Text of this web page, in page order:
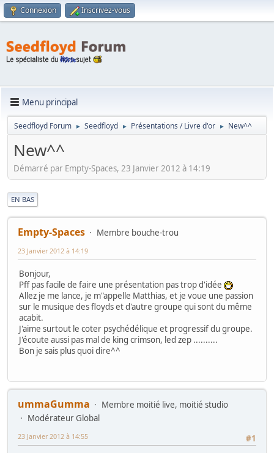
Connexion Inscrivez-vous
Menu principal
Seedfloyd Forum ► Seedfloyd ► Présentations / Livre d'or ► New^^
New^^
Démarré par Empty-Spaces, 23 Janvier 2012 à 14:19
EN BAS
Empty-Spaces Membre bouche-trou
23 Janvier 2012 à 14:19
Bonjour,
Pff pas facile de faire une présentation pas trop d'idée
Allez je me lance, je m"appelle Matthias, et je voue une passion
sur le musique des floyds et d'autre groupe qui sont du même
acabit.
J'aime surtout le coter psychédélique et progressif du groupe.
J'écoute aussi pas mal de king crimson, led zep ..........
Bon je sais plus quoi dire^^
ummaGumma
Membre moitié live, moitié studio
Modérateur Global
#1
23 Janvier 2012 à 14:55